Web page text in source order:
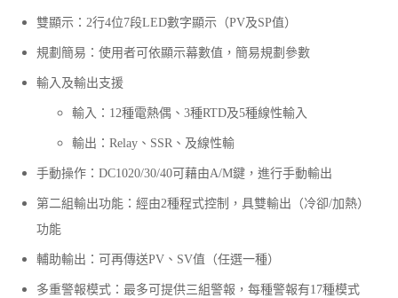
雙顯示：2行4位7段LED數字顯示（PV及SP值）
規劃簡易：使用者可依顯示幕數值，簡易規劃參數
輸入及輸出支援
輸入：12種電熱偶、3種RTD及5種線性輸入
輸出：Relay、SSR、及線性輸
手動操作：DC1020/30/40可藉由A/M鍵，進行手動輸出
第二組輸出功能：經由2種程式控制，具雙輸出（冷卻/加熱）
功能
輔助輸出：可再傳送PV、SV值（任選一種）
多重警報模式：最多可提供三組警報，每種警報有17種模式